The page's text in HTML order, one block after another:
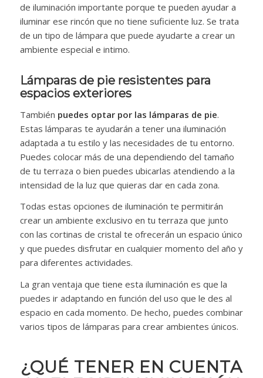
de iluminación importante porque te pueden ayudar a
iluminar ese rincón que no tiene suficiente luz. Se trata
de un tipo de lámpara que puede ayudarte a crear un
ambiente especial e intimo.
Lámparas de pie resistentes para
espacios exteriores
También puedes optar por las lámparas de pie.
Estas lámparas te ayudarán a tener una iluminación
adaptada a tu estilo y las necesidades de tu entorno.
Puedes colocar más de una dependiendo del tamaño
de tu terraza o bien puedes ubicarlas atendiendo a la
intensidad de la luz que quieras dar en cada zona.
Todas estas opciones de iluminación te permitirán
crear un ambiente exclusivo en tu terraza que junto
con las cortinas de cristal te ofrecerán un espacio único
y que puedes disfrutar en cualquier momento del año y
para diferentes actividades.
La gran ventaja que tiene esta iluminación es que la
puedes ir adaptando en función del uso que le des al
espacio en cada momento. De hecho, puedes combinar
varios tipos de lámparas para crear ambientes únicos.
¿QUÉ TENER EN CUENTA